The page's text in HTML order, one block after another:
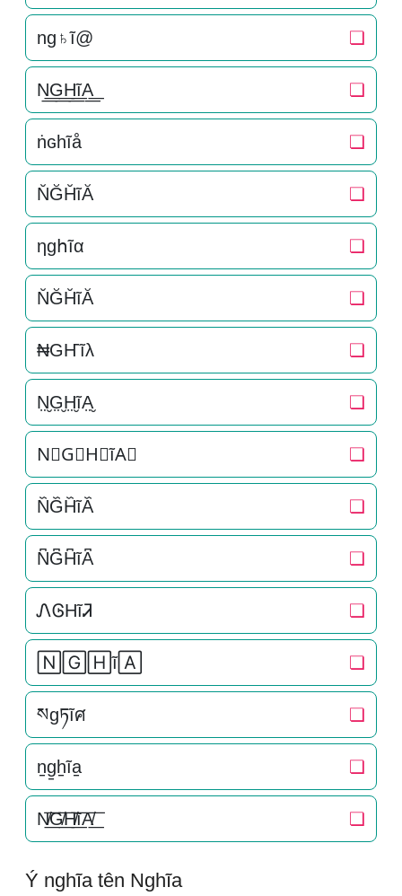
ng♄ĩ@ ❏
N͟͟G͟͟H͟͟ĩA͟͟ ❏
ṅɢһĩå ❏
N̆ĞH̆ĩĂ ❏
ηɡհĩα ❏
N̆ĞH̆ĩĂ ❏
₦GҤĩλ ❏
N̤̮G̤̮H̤̮ĩA̤̮ ❏
N⃘G⃘H⃘ĩA⃘ ❏
N᷈G᷈H᷈ĩA᷈ ❏
N͆G͆H͆ĩA͆ ❏
ᏁᎶHĩᏘ ❏
🄽🄶🄷ĩ🄰 ❏
སgཏĩศ ❏
n̠g̠h̠ĩa̠ ❏
N̸͟͞G̸͟͞H̸͟͞ĩA̸͟͞ ❏
Ý nghĩa tên Nghĩa